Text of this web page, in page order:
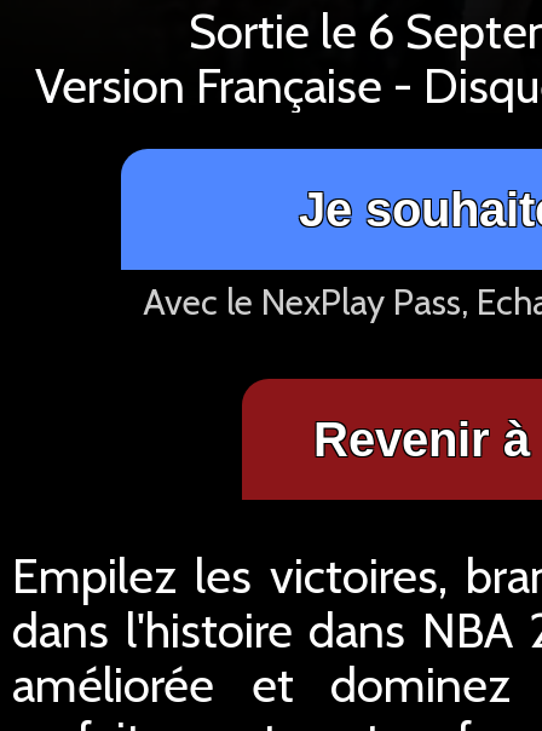
Sortie le 6
Version Française -
Je
Avec le NexPlay Pass,
Revenir
Empilez les victoires,
dans l'histoire dans NBA
améliorée et